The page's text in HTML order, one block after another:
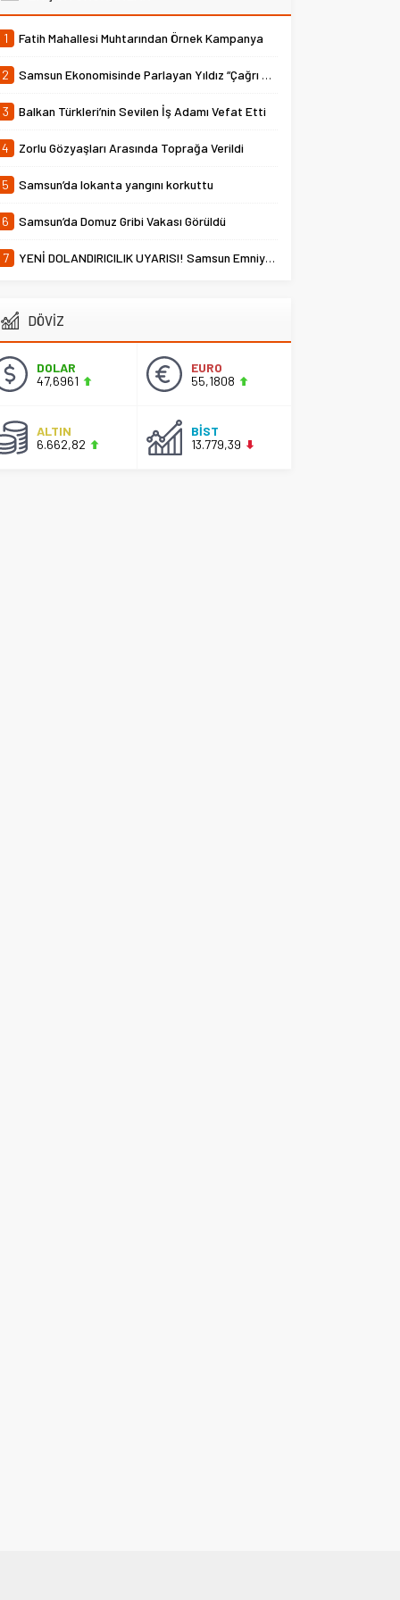
1 Fatih Mahallesi Muhtarından Örnek Kampanya
2 Samsun Ekonomisinde Parlayan Yıldız “Çağrı Temper”
3 Balkan Türkleri’nin Sevilen İş Adamı Vefat Etti
4 Zorlu Gözyaşları Arasında Toprağa Verildi
5 Samsun’da lokanta yangını korkuttu
6 Samsun’da Domuz Gribi Vakası Görüldü
7 YENİ DOLANDIRICILIK UYARISI! Samsun Emniyet Müdürlüğü Uyardı
DÖVİZ
DOLAR
47,6961
EURO
55,1808
ALTIN
6.662,82
BİST
13.779,39